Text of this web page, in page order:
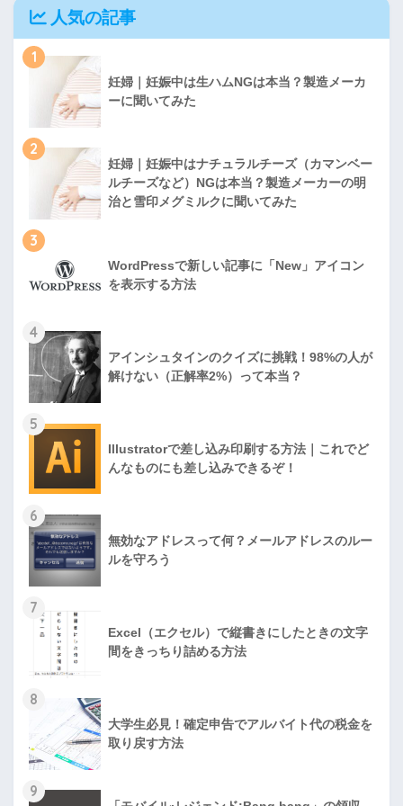
人気の記事
1
妊婦｜妊娠中は生ハムNGは本当？製造メーカ
ーに聞いてみた
2
妊婦｜妊娠中はナチュラルチーズ（カマンベー
ルチーズなど）NGは本当？製造メーカーの明
治と雪印メグミルクに聞いてみた
3
WordPressで新しい記事に「New」アイコン
を表示する方法
4
アインシュタインのクイズに挑戦！98%の人が
解けない（正解率2%）って本当？
5
Illustratorで差し込み印刷する方法｜これでど
んなものにも差し込みできるぞ！
6
無効なアドレスって何？メールアドレスのルー
ルを守ろう
7
Excel（エクセル）で縦書きにしたときの文字
間をきっちり詰める方法
8
大学生必見！確定申告でアルバイト代の税金を
取り戻す方法
9